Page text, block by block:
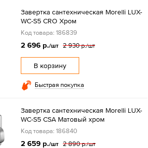
Завертка сантехническая Morelli LUX-
WC-S5 CRO Хром
Код товара: 186839
2 696 р./шт 2 930 р./шт
В корзину
Быстрая покупка
Завертка сантехническая Morelli LUX-
WC-S5 CSA Матовый хром
Код товара: 186840
2 659 р./шт 2 890 р./шт